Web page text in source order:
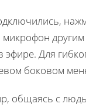
другим
эфире. Для
боковом
общаясь с